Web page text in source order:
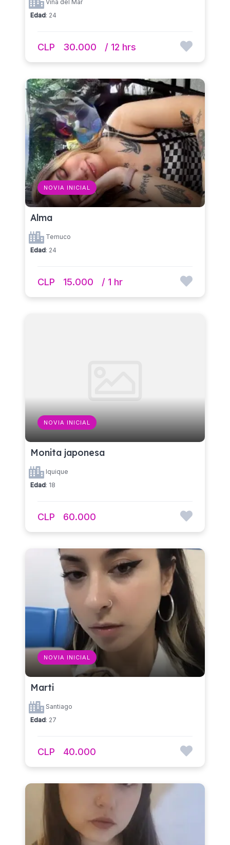
Viña del Mar
Edad: 24
CLP 30.000 / 12 hrs
NOVIA INICIAL
Alma
Temuco
Edad: 24
CLP 15.000 / 1 hr
NOVIA INICIAL
Monita japonesa
Iquique
Edad: 18
CLP 60.000
NOVIA INICIAL
Marti
Santiago
Edad: 27
CLP 40.000